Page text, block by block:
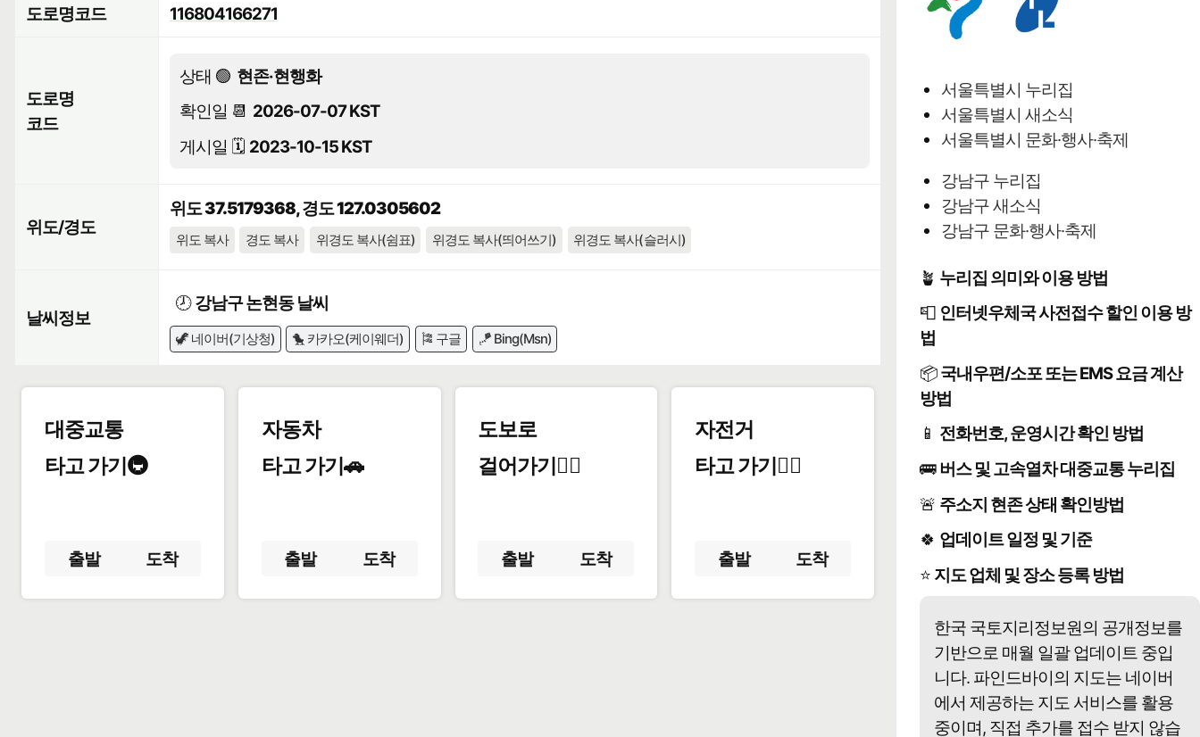
도로명코드 116804166271
도로명
코드
상태 🟢 현존·현행화
확인일 📆 2026-07-07 KST
게시일 🗓️ 2023-10-15 KST
위도/경도
위도 37.5179368, 경도 127.0305602
위도 복사 경도 복사 위경도 복사(쉼표) 위경도 복사(띄어쓰기) 위경도 복사(슬러시)
날씨정보
🕗강남구 논현동 날씨
🦖 네이버(기상청) 🐤 카카오(케이웨더) 🎏 구글 🪁 Bing(Msn)
대중교통
타고 가기🚇
출발 도착
자동차
타고 가기🚗
출발 도착
도보로
걸어가기🚶‍♂️
출발 도착
자전거
타고 가기🚴‍♀️
출발 도착
서울특별시 누리집
서울특별시 새소식
서울특별시 문화·행사·축제
강남구 누리집
강남구 새소식
강남구 문화·행사·축제
🪴 누리집 의미와 이용 방법
📮 인터넷우체국 사전접수 할인 이용 방
법
📦국내우편/소포 또는 EMS 요금 계산
방법
📱 전화번호, 운영시간 확인 방법
🚌버스 및 고속열차 대중교통 누리집
🚨 주소지 현존 상태 확인방법
🍀 업데이트 일정 및 기준
⭐ 지도 업체 및 장소 등록 방법
한국 국토지리정보원의 공개정보를
기반으로 매월 일괄 업데이트 중입
니다. 파인드바이의 지도는 네이버
에서 제공하는 지도 서비스를 활용
중이며, 직접 추가를 접수 받지 않습